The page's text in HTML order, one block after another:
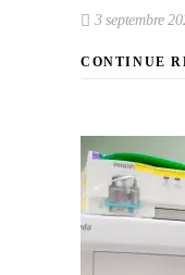
3 septembre
CONTINUE